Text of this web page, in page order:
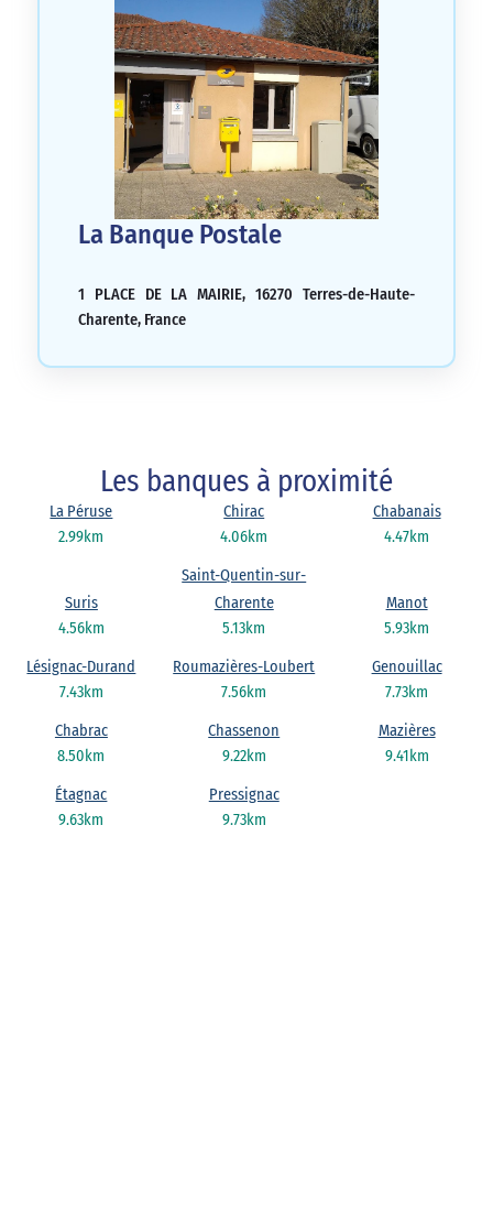
La Banque Postale
1 PLACE DE LA MAIRIE, 16270 Terres-de-Haute-
Charente, France
Les banques à proximité
2.99km
La Péruse
4.06km
Chirac
4.47km
Chabanais
4.56km
Suris
5.13km
Saint-Quentin-sur-
Charente
5.93km
Manot
7.43km
Lésignac-Durand
7.56km
Roumazières-Loubert
7.73km
Genouillac
8.50km
Chabrac
9.22km
Chassenon
9.41km
Mazières
9.63km
Étagnac
9.73km
Pressignac